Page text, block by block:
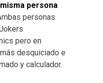
persona
personas
pero en
desquiciado e
y calculador.